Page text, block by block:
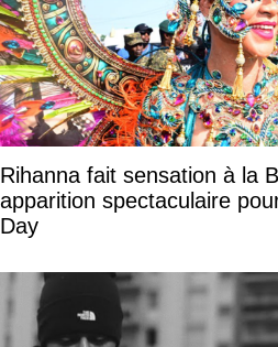
Rihanna fait sensation à la
apparition spectaculaire
Day